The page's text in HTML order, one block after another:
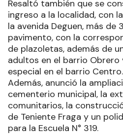
Resaltó también que se
ingreso a la localidad, con
la avenida Deguen, más de
pavimento, con la
de plazoletas, además de
adultos en el barrio Obrero
especial en el barrio Centro.
Además, anunció la
cementerio municipal, la
comunitarios, la
de Teniente Fraga y un
para la Escuela N° 319.